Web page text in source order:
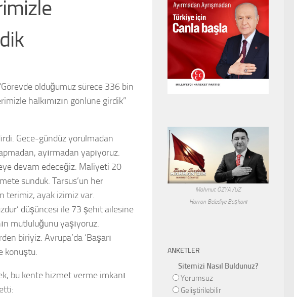
olduğumuz sürece 336 bin
halkımızın gönlüne girdik”
Gece-gündüz yorulmadan
ayırmadan yapıyoruz.
devam edeceğiz. Maliyeti 20
sunduk. Tarsus’un her
terimiz, ayak izimiz var.
düşüncesi ile 73 şehit ailesine
mutluluğunu yaşıyoruz.
biriyiz. Avrupa’da ‘Başarı
konuştu.
bu kente hizmet verme imkanı
Mahmut ÖZYAVUZ
Harran Belediye Başkanı
ANKETLER
Sitemizi Nasıl Buldunuz?
Yorumsuz
Geliştirilebilir